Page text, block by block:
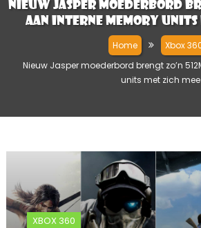
Nieuw Jasper moederbord
aan interne memory units
Home
Xbox
Nieuw Jasper moederbord brengt zo’n
units met zich mee
XBOX 360